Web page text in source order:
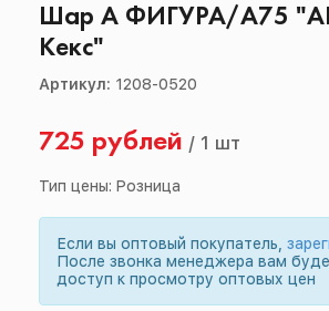
Шар А ФИГУРА/А75
Кекс"
Артикул: 1208-0520
725 рублей / 1 шт
Тип цены: Розница
Если вы оптовый покупатель,
После звонка менеджера вам
доступ к просмотру оптовых цен